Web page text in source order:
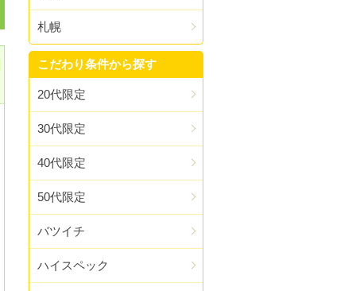
札幌
こだわり条件から探す
20代限定
30代限定
40代限定
50代限定
バツイチ
ハイスペック